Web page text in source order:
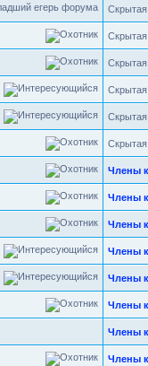
Скрытая
Скрытая
Скрытая
Скрытая
Скрытая
Скрытая
Члены
Члены
Члены
Члены
Члены
Члены
Члены
Члены